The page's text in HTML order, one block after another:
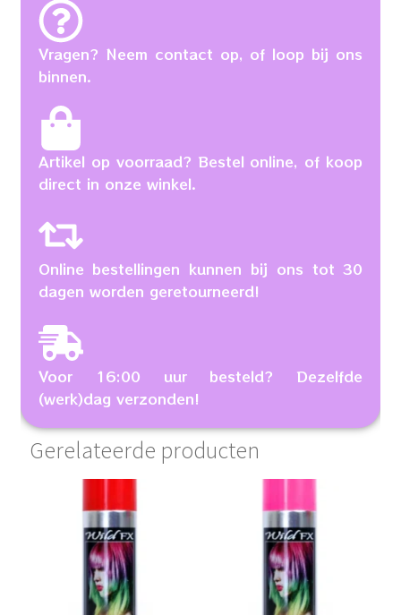
Vragen? Neem contact op, of loop bij ons
binnen.
Artikel op voorraad? Bestel online, of koop
direct in onze winkel.
Online bestellingen kunnen bij ons tot 30
dagen worden geretourneerd!
Voor 16:00 uur besteld? Dezelfde
(werk)dag verzonden!
Gerelateerde producten